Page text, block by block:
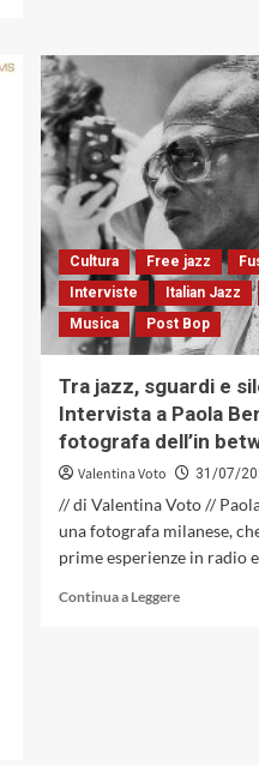
La
parola
cantata:
l’esegesi
poetica
di
Alden
Nowlan
in
«We
Might
Not
Tell
Everybody
del
collettivo
Stranger
Still
(All-
Set!
Records,
2026)
Cultura Free jazz
Interviste
Italian Jazz
Musica
Post Bop
Tra jazz, sguardi e
Intervista a Paola
fotografa dell’in
Valentina Voto 31/07/
// di Valentina Voto //
una fotografa milanese,
prime esperienze in radio
Continua a LeggereLeggi